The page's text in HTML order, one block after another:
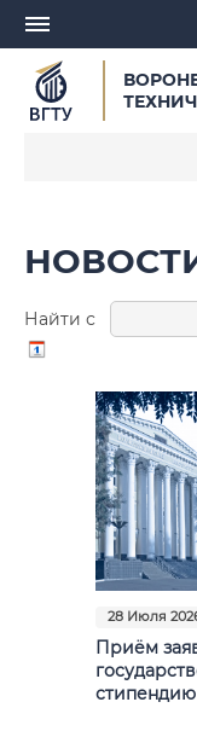
СМИ о нас
Выступления,
Календарь
Анкеты и
Найти с
28 Июля
Приём
стипендию